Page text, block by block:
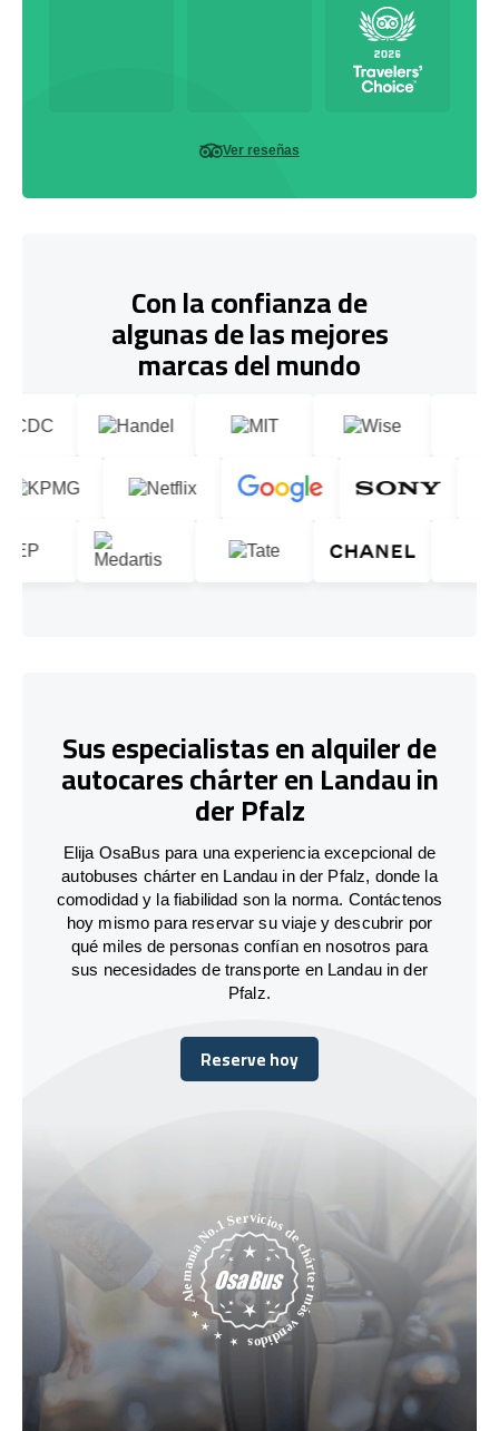
Ver reseñas
Con la confianza de
algunas de las mejores
marcas del mundo
Sus especialistas en alquiler de
autocares chárter en Landau in
der Pfalz
Elija OsaBus para una experiencia excepcional de
autobuses chárter en Landau in der Pfalz, donde la
comodidad y la fiabilidad son la norma. Contáctenos
hoy mismo para reservar su viaje y descubrir por
qué miles de personas confían en nosotros para
sus necesidades de transporte en Landau in der
Pfalz.
Reserve hoy
Reserve hoy